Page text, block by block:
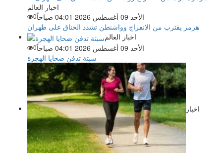
اخبار العالم
الأحد 09 أغسطس 2026 04:01 صباحاً
0
هرمز يقترب من الانفراج وواشنطن تشدد الخناق على طهران
اخبار العالم
الأحد 09 أغسطس 2026 04:01 صباحاً
0
سبتة تدفن ضحايا الهجرة
اخبار